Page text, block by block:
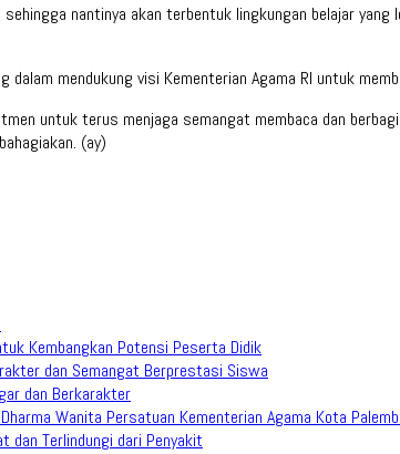
nantinya akan terbentuk lingkungan belajar
mendukung visi Kementerian Agama RI untuk
untuk terus menjaga semangat membaca dan
(ay)
Kembangkan Potensi Peserta Didik
dan Semangat Berprestasi Siswa
dan Berkarakter
Wanita Persatuan Kementerian Agama Kota
dan Terlindungi dari Penyakit